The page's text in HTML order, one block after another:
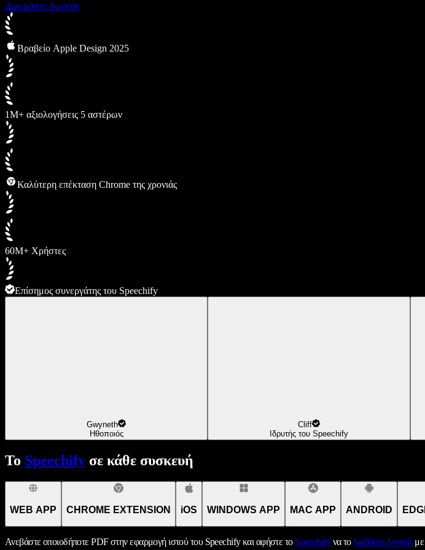
Δοκιμάστε δωρεάν
Βραβείο Apple Design 2025
1M+ αξιολογήσεις 5 αστέρων
Καλύτερη επέκταση Chrome της χρονιάς
60M+ Χρήστες
Επίσημος συνεργάτης του Speechify
Gwyneth
Ηθοποιός
Cliff
Ιδρυτής του Speechify
Το Speechify σε κάθε συσκευή
WEB APP CHROME EXTENSION iOS WINDOWS APP MAC APP ANDROID
Ανεβάστε οποιοδήποτε PDF στην εφαρμογή ιστού του Speechify και αφήστε το Speechifyνα τοδιαβάσει δυνατάμε